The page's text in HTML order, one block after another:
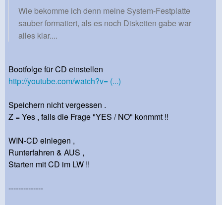
Wie bekomme ich denn meine System-Festplatte
sauber formatiert, als es noch Disketten gabe war
alles klar....
Bootfolge für CD einstellen
http://youtube.com/watch?v= (...)
Speichern nicht vergessen .
Z = Yes , falls die Frage "YES / NO" konmmt !!
WIN-CD einlegen ,
Runterfahren & AUS ,
Starten mit CD im LW !!
--------------